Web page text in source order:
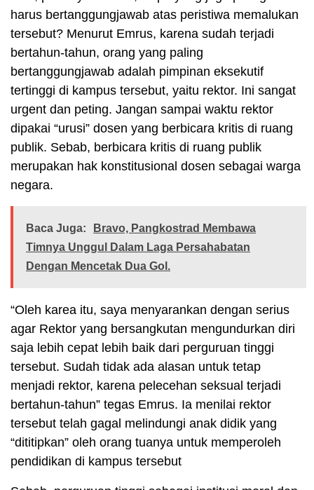
harus bertanggungjawab atas peristiwa memalukan
tersebut? Menurut Emrus, karena sudah terjadi
bertahun-tahun, orang yang paling
bertanggungjawab adalah pimpinan eksekutif
tertinggi di kampus tersebut, yaitu rektor. Ini sangat
urgent dan peting. Jangan sampai waktu rektor
dipakai “urusi” dosen yang berbicara kritis di ruang
publik. Sebab, berbicara kritis di ruang publik
merupakan hak konstitusional dosen sebagai warga
negara.
Baca Juga:
Bravo, Pangkostrad Membawa
Timnya Unggul Dalam Laga Persahabatan
Dengan Mencetak Dua Gol.
“Oleh karea itu, saya menyarankan dengan serius
agar Rektor yang bersangkutan mengundurkan diri
saja lebih cepat lebih baik dari perguruan tinggi
tersebut. Sudah tidak ada alasan untuk tetap
menjadi rektor, karena pelecehan seksual terjadi
bertahun-tahun” tegas Emrus. Ia menilai rektor
tersebut telah gagal melindungi anak didik yang
“dititipkan” oleh orang tuanya untuk memperoleh
pendidikan di kampus tersebut